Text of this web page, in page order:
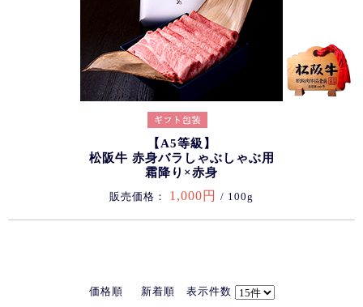
【A5等級】
松阪牛 赤身バラしゃぶしゃぶ用
霜降り×赤身
販売価格： 1,000円 / 100g
価格順 新着順 表示件数